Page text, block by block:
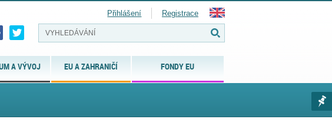
A VÝVOJ EU A ZAHRANIČÍ FONDY EU
Přihlášení Registrace